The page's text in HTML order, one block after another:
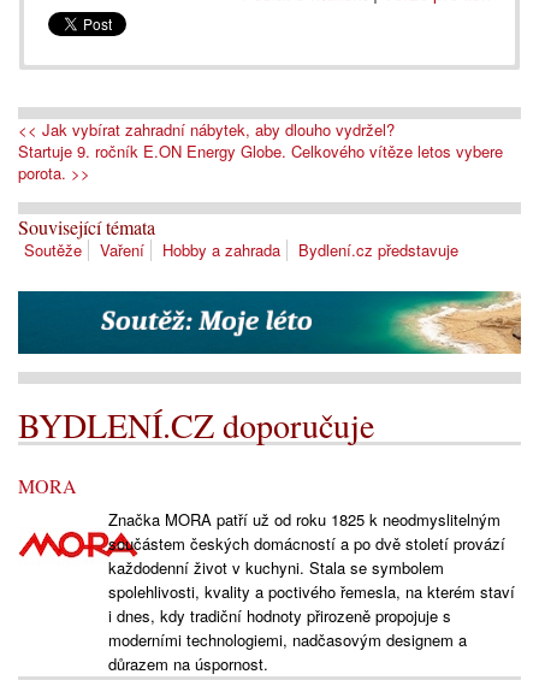
<< Jak vybírat zahradní nábytek, aby dlouho vydržel?
Startuje 9. ročník E.ON Energy Globe. Celkového vítěze letos vybere
porota. >>
Související témata
Soutěže Vaření Hobby a zahrada Bydlení.cz představuje
BYDLENÍ.CZ doporučuje
MORA
Značka MORA patří už od roku 1825 k neodmyslitelným
součástem českých domácností a po dvě století provází
každodenní život v kuchyni. Stala se symbolem
spolehlivosti, kvality a poctivého řemesla, na kterém staví
i dnes, kdy tradiční hodnoty přirozeně propojuje s
moderními technologiemi, nadčasovým designem a
důrazem na úspornost.